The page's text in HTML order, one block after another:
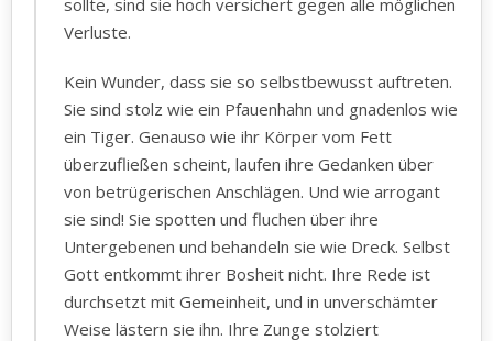
sollte, sind sie hoch versichert gegen alle möglichen
Verluste.
Kein Wunder, dass sie so selbstbewusst auftreten.
Sie sind stolz wie ein Pfauenhahn und gnadenlos wie
ein Tiger. Genauso wie ihr Körper vom Fett
überzufließen scheint, laufen ihre Gedanken über
von betrügerischen Anschlägen. Und wie arrogant
sie sind! Sie spotten und fluchen über ihre
Untergebenen und behandeln sie wie Dreck. Selbst
Gott entkommt ihrer Bosheit nicht. Ihre Rede ist
durchsetzt mit Gemeinheit, und in unverschämter
Weise lästern sie ihn. Ihre Zunge stolziert